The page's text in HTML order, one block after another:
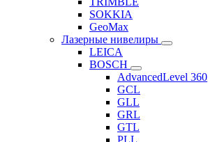
SOKKIA
GeoMax
Лазерные нивелиры
LEICA
BOSCH
AdvancedLevel 360
GCL
GLL
GRL
GTL
PLL